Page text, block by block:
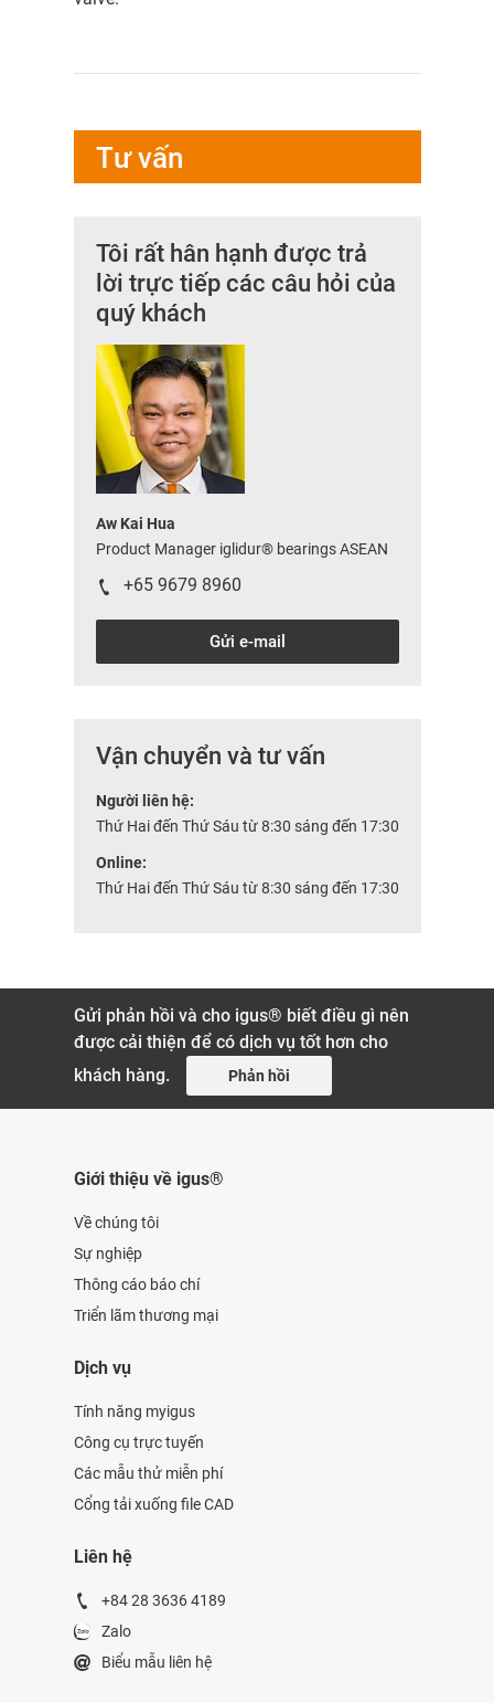
Tư vấn
Tôi rất hân hạnh được trả
lời trực tiếp các câu hỏi của
quý khách
Aw Kai Hua
Product Manager iglidur® bearings ASEAN
+65 9679 8960
Gửi e-mail
Vận chuyển và tư vấn
Người liên hệ:
Thứ Hai đến Thứ Sáu từ 8:30 sáng đến 17:30
Online:
Thứ Hai đến Thứ Sáu từ 8:30 sáng đến 17:30
Gửi phản hồi và cho igus® biết điều gì nên
được cải thiện để có dịch vụ tốt hơn cho
khách hàng.
Phản hồi
Giới thiệu về igus®
Về chúng tôi
Sự nghiệp
Thông cáo báo chí
Triển lãm thương mại
Dịch vụ
Tính năng myigus
Công cụ trực tuyến
Các mẫu thử miễn phí
Cổng tải xuống file CAD
Liên hệ
+84 28 3636 4189
Zalo
Biểu mẫu liên hệ